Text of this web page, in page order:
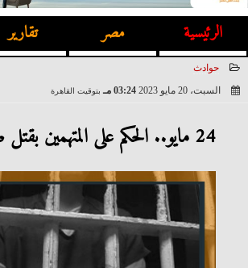
الرئيسية مصر تقارير
حوادث
السبت، 20 مايو 2023
03:24 مـ بتوقيت القاهرة
24 مايو.. الحكم على المتهمين بقتل صيدلى حلوان